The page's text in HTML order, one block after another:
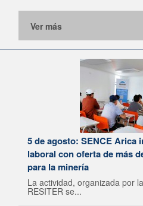
Ver más
5 de agosto: SENCE Arica
laboral con oferta de más
para la minería
La actividad, organizada por
RESITER se...